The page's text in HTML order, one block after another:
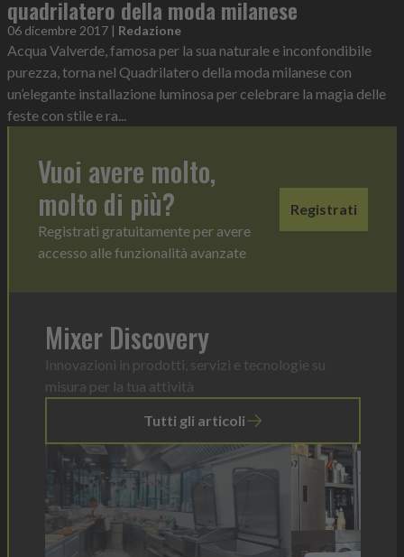
quadrilatero della moda milanese
06 dicembre 2017 | Redazione
Acqua Valverde, famosa per la sua naturale e inconfondibile
purezza, torna nel Quadrilatero della moda milanese con
un’elegante installazione luminosa per celebrare la magia delle
feste con stile e ra...
Vuoi avere molto,
molto di più?
Registrati gratuitamente per avere
accesso alle funzionalità avanzate
Registrati
Mixer Discovery
Innovazioni in prodotti, servizi e tecnologie su
misura per la tua attività
Tutti gli articoli